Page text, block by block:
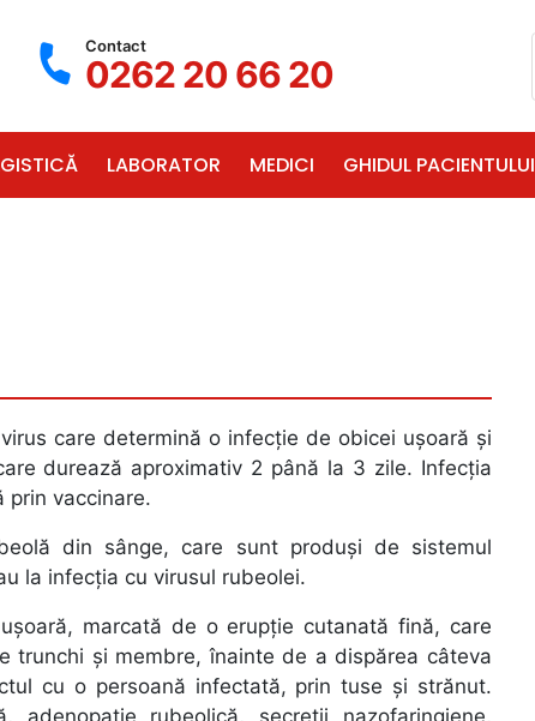
Contact
0262 20 66 20
LABORATOR MEDICI GHIDUL PACIENTULUI
care determină o infecție de obicei ușoară și
durează aproximativ 2 până la 3 zile. Infecția
prin vaccinare.
din sânge, care sunt produși de sistemul
la infecția cu virusul rubeolei.
marcată de o erupție cutanată fină, care
trunchi și membre, înainte de a dispărea câteva
cu o persoană infectată, prin tuse și strănut.
adenopatie rubeolică, secreții nazofaringiene,